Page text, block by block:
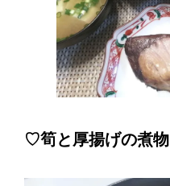
♡筍と厚揚げの煮物